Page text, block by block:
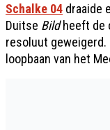
Schalke 04 draaide
Duitse Bildheeft de
resoluut geweigerd.
loopbaan van het